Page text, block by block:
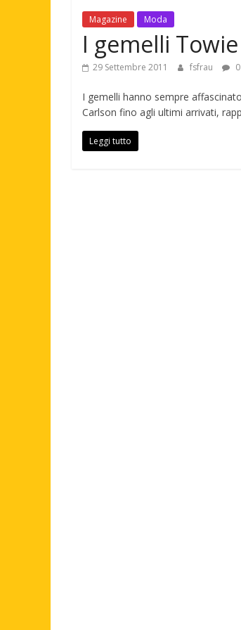
Magazine Moda
I gemelli
29 Settembre 2011 fsfrau
I gemelli hanno sempre
Carlson fino agli ultimi arrivati,
Leggi tutto